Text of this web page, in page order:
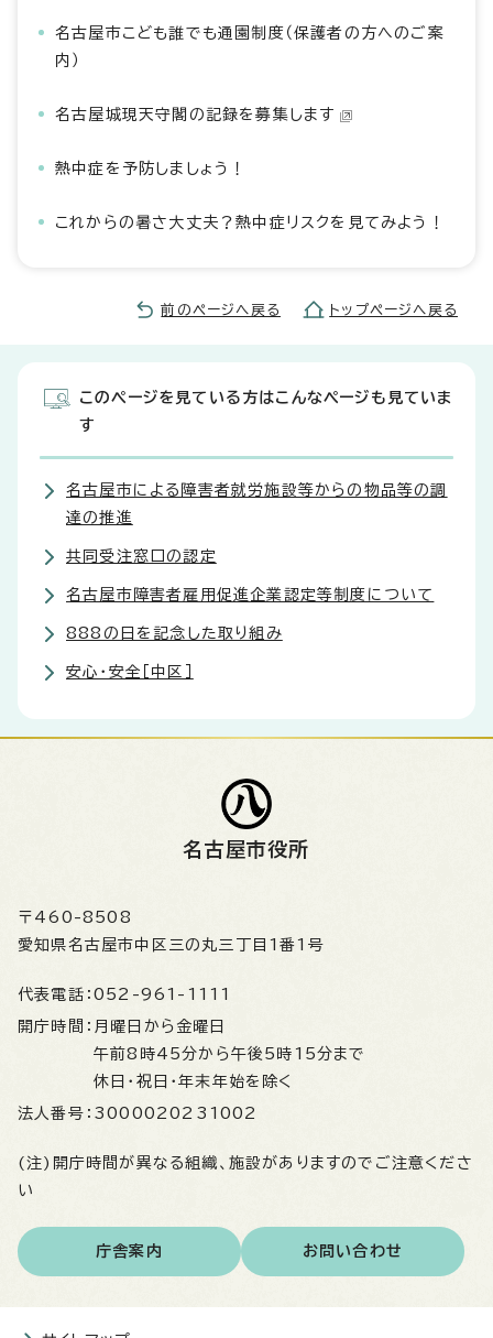
名古屋市こども誰でも通園制度（保護者の方へのご案
内）
名古屋城現天守閣の記録を募集します
熱中症を予防しましょう！
これからの暑さ大丈夫？熱中症リスクを見てみよう！
前のページへ戻る トップページへ戻る
このページを見ている方はこんなページも見ていま
す
名古屋市による障害者就労施設等からの物品等の調
達の推進
共同受注窓口の認定
名古屋市障害者雇用促進企業認定等制度について
888の日を記念した取り組み
安心・安全［中区］
名古屋市役所
〒460-8508
愛知県名古屋市中区三の丸三丁目1番1号
代表電話： 052-961-1111
開庁時間： 月曜日から金曜日
午前8時45分から午後5時15分まで
休日・祝日・年末年始を除く
法人番号： 3000020231002
(注)開庁時間が異なる組織、施設がありますのでご注意くださ
い
庁舎案内 お問い合わせ